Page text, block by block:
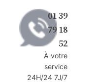
01 39
79 18
52
À votre
service
24H/24 7J/7